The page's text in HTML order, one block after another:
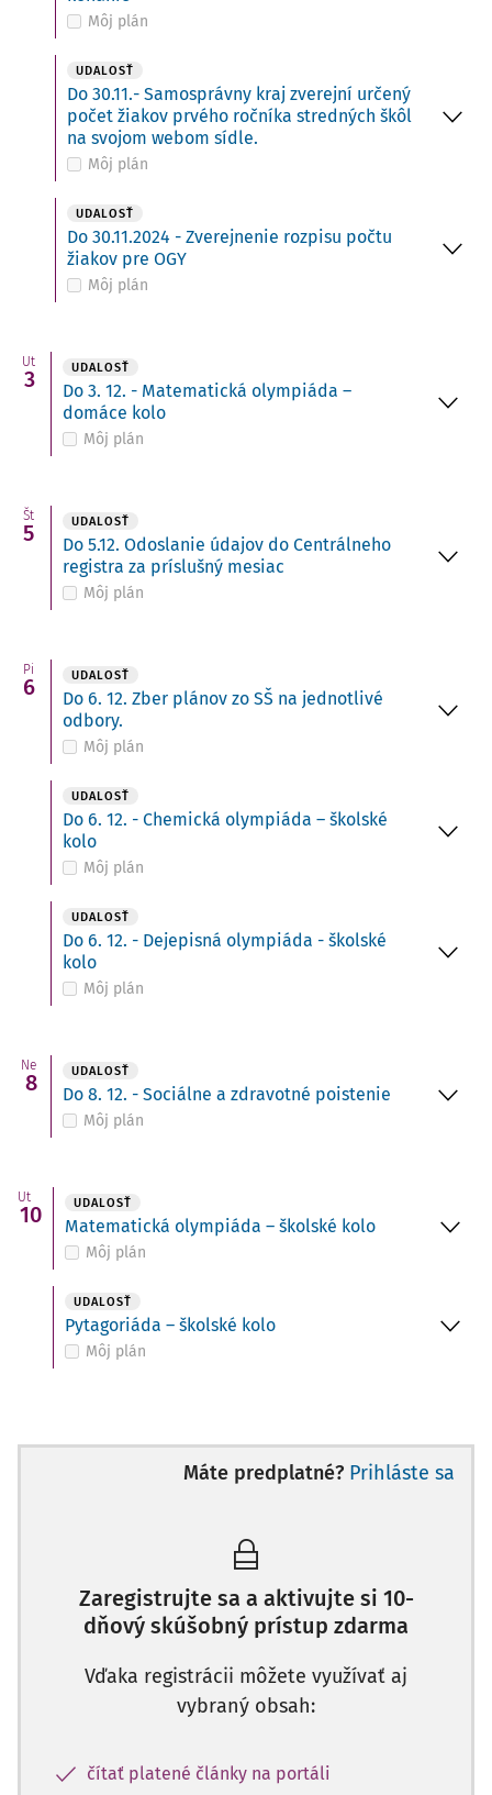
Môj plán
UDALOSŤ
Do 30.11.- Samosprávny kraj zverejní určený
počet žiakov prvého ročníka stredných škôl
na svojom webom sídle.
Môj plán
UDALOSŤ
Do 30.11.2024 - Zverejnenie rozpisu počtu
žiakov pre OGY
Môj plán
Ut
3 UDALOSŤ
Do 3. 12. - Matematická olympiáda –
domáce kolo
Môj plán
Št
5 UDALOSŤ
Do 5.12. Odoslanie údajov do Centrálneho
registra za príslušný mesiac
Môj plán
Pi
6 UDALOSŤ
Do 6. 12. Zber plánov zo SŠ na jednotlivé
odbory.
Môj plán
UDALOSŤ
Do 6. 12. - Chemická olympiáda – školské
kolo
Môj plán
UDALOSŤ
Do 6. 12. - Dejepisná olympiáda - školské
kolo
Môj plán
Ne
8 UDALOSŤ
Do 8. 12. - Sociálne a zdravotné poistenie
Môj plán
Ut
10 UDALOSŤ
Matematická olympiáda – školské kolo
Môj plán
UDALOSŤ
Pytagoriáda – školské kolo
Môj plán
Máte predplatné? Prihláste sa
Zaregistrujte sa a aktivujte si 10-
dňový skúšobný prístup zdarma
Vďaka registrácii môžete využívať aj
vybraný obsah:
čítať platené články na portáli